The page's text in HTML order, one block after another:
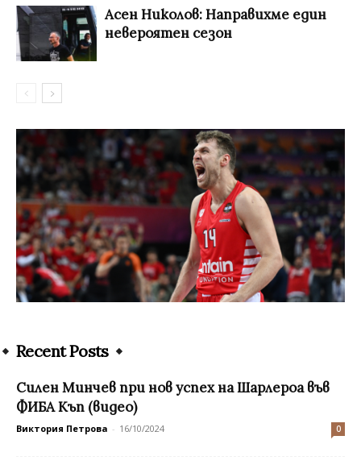
Асен Николов: Направихме един
невероятен сезон
Recent Posts
Силен Минчев при нов успех на Шарлероа във
ФИБА Къп (видео)
Виктория Петрова - 16/10/2024 0